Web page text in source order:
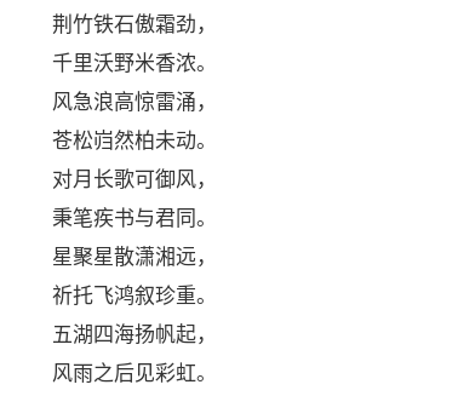
荆竹铁石傲霜劲，
千里沃野米香浓。
风急浪高惊雷涌，
苍松岿然柏未动。
对月长歌可御风，
秉笔疾书与君同。
星聚星散潇湘远，
祈托飞鸿叙珍重。
五湖四海扬帆起，
风雨之后见彩虹。